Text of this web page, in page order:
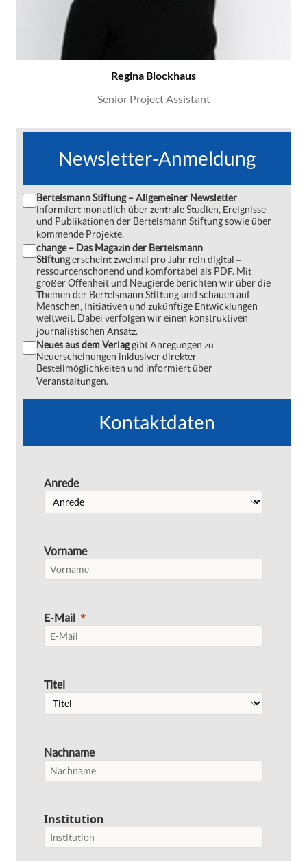
Regina Blockhaus
Senior Project Assistant
Newsletter-Anmeldung
Bertelsmann Stiftung – Allgemeiner Newsletter
informiert monatlich über zentrale Studien, Ereignisse
und Publikationen der Bertelsmann Stiftung sowie über
kommende Projekte.
change – Das Magazin der Bertelsmann
Stiftungerscheint zweimal pro Jahr rein digital ‒
ressourcenschonend und komfortabel als PDF. Mit
großer Offenheit und Neugierde berichten wir über die
Themen der Bertelsmann Stiftung und schauen auf
Menschen, Initiativen und zukünftige Entwicklungen
weltweit. Dabei verfolgen wir einen konstruktiven
journalistischen Ansatz.
Neues aus dem Verlaggibt Anregungen zu
Neuerscheinungen inklusiver direkter
Bestellmöglichkeiten und informiert über
Veranstaltungen.
Kontaktdaten
Anrede
Vorname
E-Mail
Titel
Nachname
Institution